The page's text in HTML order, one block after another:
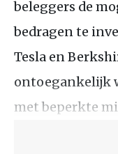
beleggers de
bedragen te
Tesla en
ontoegankelijk
met beperkte